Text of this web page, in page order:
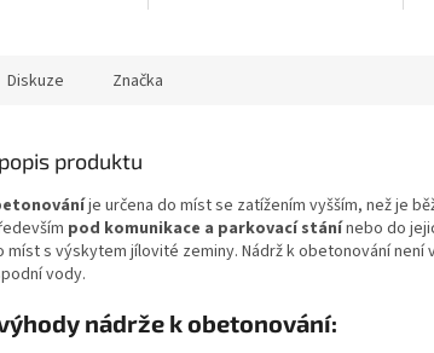
Diskuze Značka
produktu
je určena do míst se zatížením vyšším, než je
pod komunikace a parkovací stánínebo do
míst s výskytem jílovité zeminy. Nádrž k obetonování není
vody.
nádrže k obetonování: